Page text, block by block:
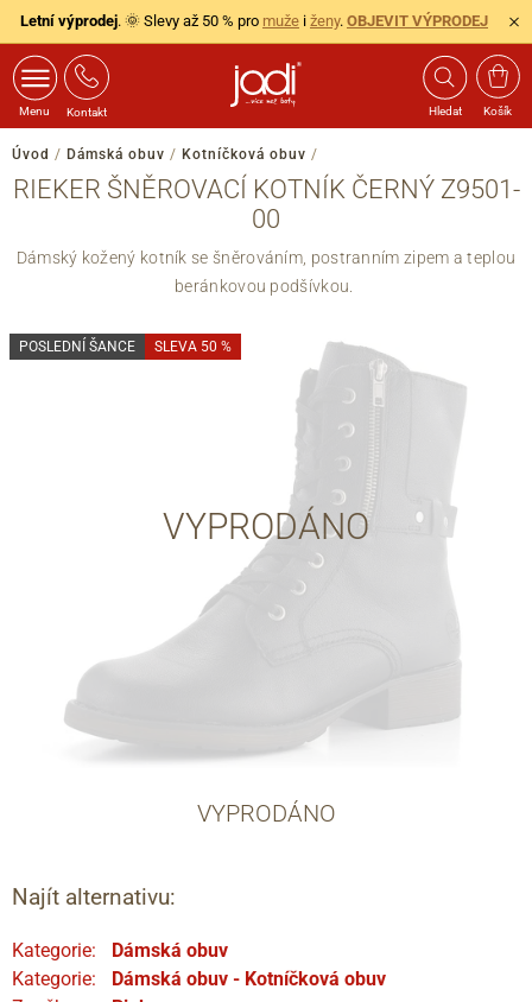
Letní výprodej. 🌞 Slevy až 50 % pro muže i ženy. OBJEVIT VÝPRODEJ
Menu Kontakt Hledat Košík
Úvod / Dámská obuv / Kotníčková obuv /
RIEKER ŠNĚROVACÍ KOTNÍK ČERNÝ Z9501-
00
Dámský kožený kotník se šněrováním, postranním zipem a teplou
beránkovou podšívkou.
VYPRODÁNO
POSLEDNÍ ŠANCE SLEVA 50 %
VYPRODÁNO
Najít alternativu:
Kategorie:
Dámská obuv
Kategorie:
Dámská obuv - Kotníčková obuv